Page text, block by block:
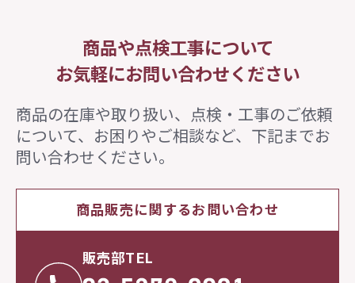
商品や点検工事について
お気軽にお問い合わせください
商品の在庫や取り扱い、点検・工事のご依頼
について、 お困りやご相談など、下記までお
問い合わせください。
商品販売に関するお問い合わせ
販売部TEL